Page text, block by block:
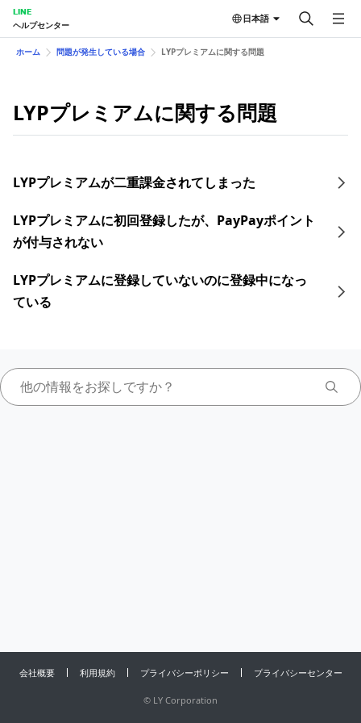
LINE
ヘルプセンター
日本語
ホーム 問題が発生している場合 LYPプレミアムに関する問題
LYPプレミアムに関する問題
LYPプレミアムが二重課金されてしまった
LYPプレミアムに初回登録したが、PayPayポイント
が付与されない
LYPプレミアムに登録していないのに登録中になっ
ている
会社概要 利用規約 プライバシーポリシー プライバシーセンター
© LY Corporation